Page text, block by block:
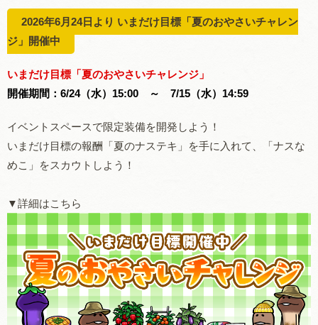
2026年6月24日より いまだけ目標「夏のおやさいチャレン
ジ」開催中
いまだけ目標「夏のおやさいチャレンジ」
開催期間： 6/24（水）15:00 ～ 7/15（水）14:59
イベントスペースで限定装備を開発しよう！
いまだけ目標の報酬「夏のナステキ」を手に入れて、「ナスな
めこ」をスカウトしよう！
▼詳細はこちら